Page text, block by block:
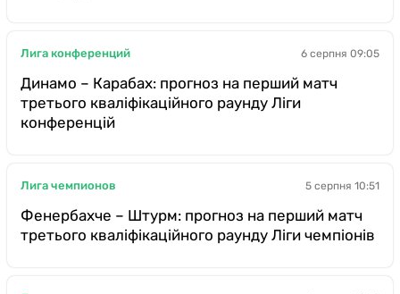
Лига конференций 6 серпня 09:05
Динамо – Карабах: прогноз на перший матч
третього кваліфікаційного раунду Ліги
конференцій
Лига чемпионов 5 серпня 10:51
Фенербахче – Штурм: прогноз на перший матч
третього кваліфікаційного раунду Ліги чемпіонів